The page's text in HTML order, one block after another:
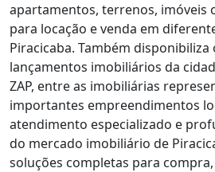
apartamentos, terrenos, imóveis
para locação e venda em
Piracicaba. Também disponibiliza
lançamentos imobiliários da
ZAP, entre as imobiliárias
importantes empreendimentos
atendimento especializado e
do mercado imobiliário de
soluções completas para